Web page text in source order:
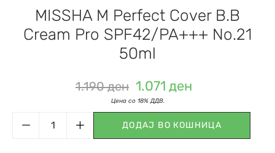
MISSHA M Perfect Cover B.B
Cream Pro SPF42/PA+++ No.21
50ml
1.190ден 1.071 ден
ДОДАЈ ВО КОШНИЦА